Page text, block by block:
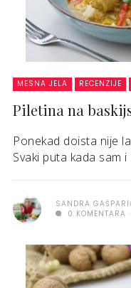
MESNA JELA RECENZIJE
Piletina na
Ponekad doista nije
Svaki puta kada sam i
SANDRA
0 KOMENTARA